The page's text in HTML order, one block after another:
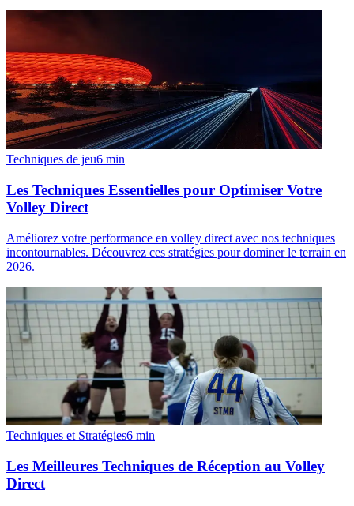
Techniques de jeu6 min
Les Techniques Essentielles pour Optimiser Votre
Volley Direct
Améliorez votre performance en volley direct avec nos techniques
incontournables. Découvrez ces stratégies pour dominer le terrain en
2026.
Techniques et Stratégies6 min
Les Meilleures Techniques de Réception au Volley
Direct